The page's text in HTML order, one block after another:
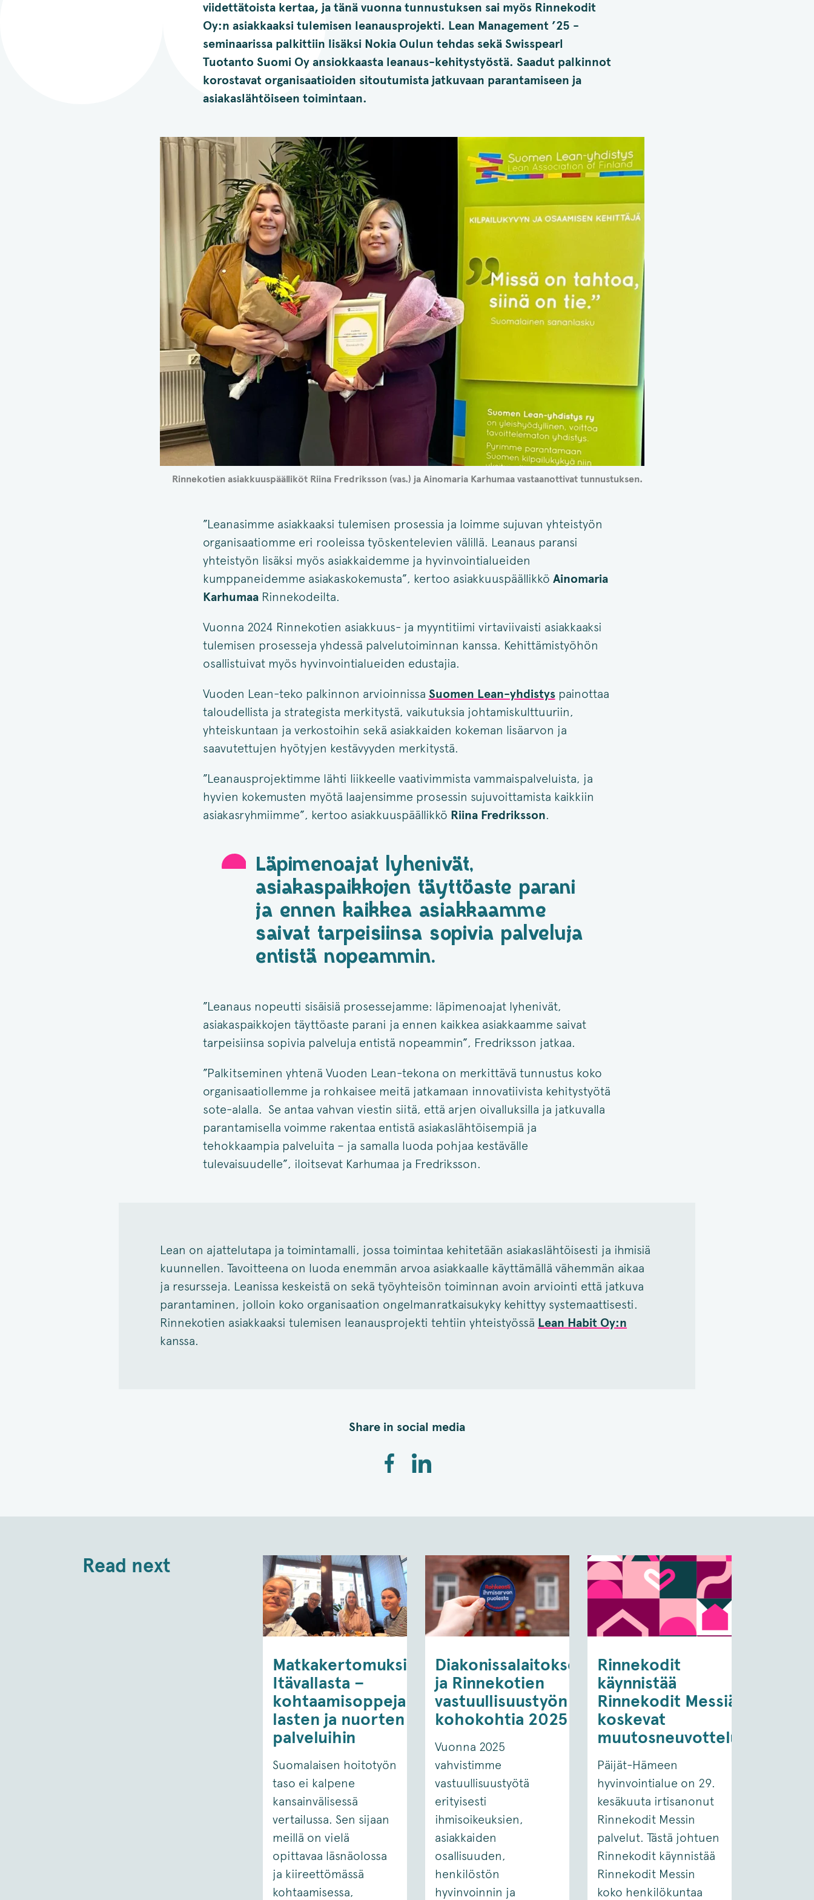
viidettätoista kertaa, ja tänä vuonna tunnustuksen sai myös Rinnekodit
Oy:n asiakkaaksi tulemisen leanausprojekti. Lean Management ’25 -
seminaarissa palkittiin lisäksi Nokia Oulun tehdas sekä Swisspearl
Tuotanto Suomi Oy ansiokkaasta leanaus-kehitystyöstä. Saadut palkinnot
korostavat organisaatioiden sitoutumista jatkuvaan parantamiseen ja
asiakaslähtöiseen toimintaan.
Rinnekotien asiakkuuspäälliköt Riina Fredriksson (vas.) ja Ainomaria Karhumaa vastaanottivat tunnustuksen.
”Leanasimme asiakkaaksi tulemisen prosessia ja loimme sujuvan yhteistyön
organisaatiomme eri rooleissa työskentelevien välillä. Leanaus paransi
yhteistyön lisäksi myös asiakkaidemme ja hyvinvointialueiden
kumppaneidemme asiakaskokemusta”, kertoo asiakkuuspäällikkö Ainomaria
KarhumaaRinnekodeilta.
Vuonna 2024 Rinnekotien asiakkuus- ja myyntitiimi virtaviivaisti asiakkaaksi
tulemisen prosesseja yhdessä palvelutoiminnan kanssa. Kehittämistyöhön
osallistuivat myös hyvinvointialueiden edustajia.
Vuoden Lean-teko palkinnon arvioinnissa Suomen Lean-yhdistyspainottaa
taloudellista ja strategista merkitystä, vaikutuksia johtamiskulttuuriin,
yhteiskuntaan ja verkostoihin sekä asiakkaiden kokeman lisäarvon ja
saavutettujen hyötyjen kestävyyden merkitystä.
”Leanausprojektimme lähti liikkeelle vaativimmista vammaispalveluista, ja
hyvien kokemusten myötä laajensimme prosessin sujuvoittamista kaikkiin
asiakasryhmiimme”, kertoo asiakkuuspäällikkö Riina Fredriksson.
Läpimenoajat lyhenivät,
asiakaspaikkojen täyttöaste parani
ja ennen kaikkea asiakkaamme
saivat tarpeisiinsa sopivia palveluja
entistä nopeammin.
”Leanaus nopeutti sisäisiä prosessejamme: läpimenoajat lyhenivät,
asiakaspaikkojen täyttöaste parani ja ennen kaikkea asiakkaamme saivat
tarpeisiinsa sopivia palveluja entistä nopeammin”, Fredriksson jatkaa.
”Palkitseminen yhtenä Vuoden Lean-tekona on merkittävä tunnustus koko
organisaatiollemme ja rohkaisee meitä jatkamaan innovatiivista kehitystyötä
sote-alalla. Se antaa vahvan viestin siitä, että arjen oivalluksilla ja jatkuvalla
parantamisella voimme rakentaa entistä asiakaslähtöisempiä ja
tehokkaampia palveluita – ja samalla luoda pohjaa kestävälle
tulevaisuudelle”, iloitsevat Karhumaa ja Fredriksson.
Lean on ajattelutapa ja toimintamalli, jossa toimintaa kehitetään asiakaslähtöisesti ja ihmisiä
kuunnellen. Tavoitteena on luoda enemmän arvoa asiakkaalle käyttämällä vähemmän aikaa
ja resursseja. Leanissa keskeistä on sekä työyhteisön toiminnan avoin arviointi että jatkuva
parantaminen, jolloin koko organisaation ongelmanratkaisukyky kehittyy systemaattisesti.
Rinnekotien asiakkaaksi tulemisen leanausprojekti tehtiin yhteistyössä Lean Habit Oy:n
kanssa.
Share in social media
Read next
Matkakertomuksia
Itävallasta –
kohtaamisoppeja
lasten ja nuorten
palveluihin
Suomalaisen hoitotyön
taso ei kalpene
kansainvälisessä
vertailussa. Sen sijaan
meillä on vielä
opittavaa läsnäolossa
ja kiireettömässä
kohtaamisessa,
Diakonissalaitoksen
ja Rinnekotien
vastuullisuustyön
kohokohtia 2025
Vuonna 2025
vahvistimme
vastuullisuustyötä
erityisesti
ihmisoikeuksien,
asiakkaiden
osallisuuden,
henkilöstön
hyvinvoinnin ja
Rinnekodit
käynnistää
Rinnekodit Messiä
koskevat
muutosneuvottelut
Päijät-Hämeen
hyvinvointialue on 29.
kesäkuuta irtisanonut
Rinnekodit Messin
palvelut. Tästä johtuen
Rinnekodit käynnistää
Rinnekodit Messin
koko henkilökuntaa